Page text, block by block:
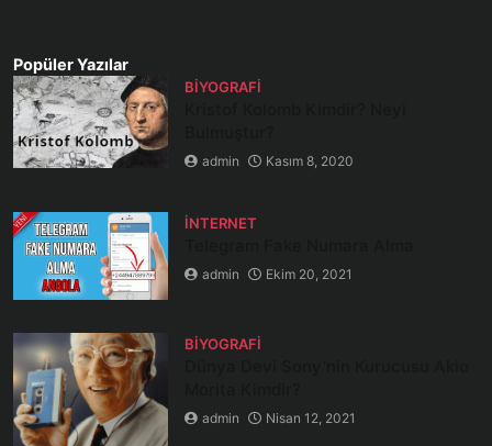
Popüler Yazılar
BIYOGRAFI
admin Kasım 8, 2020
İNTERNET
admin Ekim 20, 2021
BIYOGRAFI
admin Nisan 12, 2021